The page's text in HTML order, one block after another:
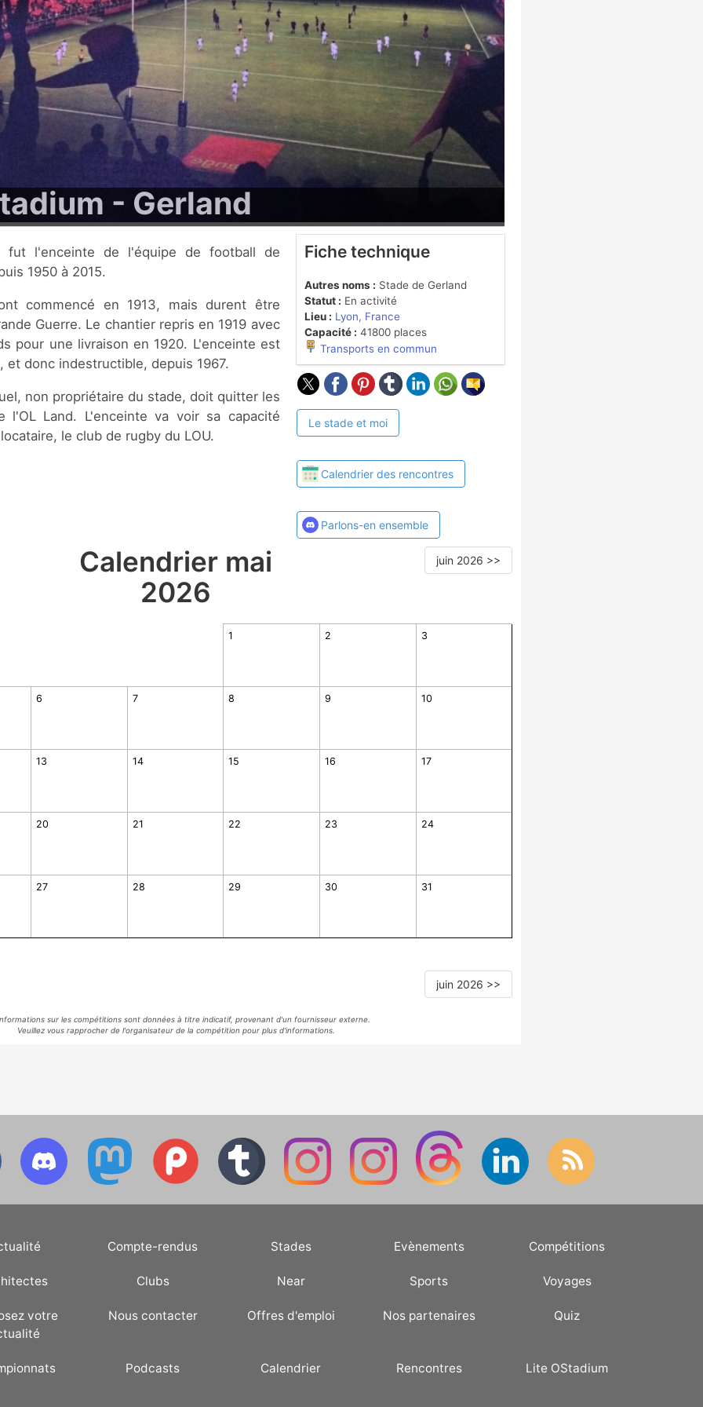
- Gerland
1950 à 2015.
commencé en 1913, mais durent être
Guerre. Le chantier repris en 1919 avec
pour une livraison en 1920. L'enceinte est
donc indestructible, depuis 1967.
non propriétaire du stade, doit quitter les
l'OL Land. L'enceinte va voir sa capacité
le club de rugby du LOU.
Fiche technique
Autres noms : Stade de Gerland
Statut : En activité
Lieu : Lyon, France
Capacité : 41800 places
Transports en commun
Le stade et moi
Calendrier des rencontres
Parlons-en ensemble
Calendrier mai
2026
juin 2026 >>
1 2 3
6 7 8 9 10
13 14 15 16 17
20 21 22 23 24
27 28 29 30 31
juin 2026 >>
sur les compétitions sont données à titre indicatif, provenant d'un fournisseur externe.
Veuillez vous rapprocher de l'organisateur de la compétition pour plus d'informations.
Compte-rendus Stades Evènements Compétitions
Clubs Near Sports Voyages
votre
Nous contacter Offres d'emploi Nos partenaires Quiz
Podcasts Calendrier Rencontres Lite OStadium